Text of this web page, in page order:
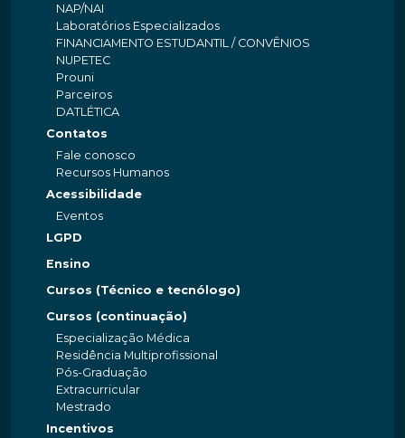
NAP/NAI
Laboratórios Especializados
FINANCIAMENTO ESTUDANTIL / CONVÊNIOS
NUPETEC
Prouni
Parceiros
DATLÉTICA
Contatos
Fale conosco
Recursos Humanos
Acessibilidade
Eventos
LGPD
Ensino
Cursos (Técnico e tecnólogo)
Cursos (continuação)
Especialização Médica
Residência Multiprofissional
Pós-Graduação
Extracurricular
Mestrado
Incentivos